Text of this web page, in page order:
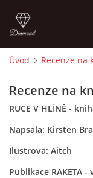
O MĚ
FOTOALBUM
Úvod Recenze na
Recenze na
RUCE V HLÍNĚ -
Napsala: Kirsten
Ilustrova: Aitch
Publikace RAKETA